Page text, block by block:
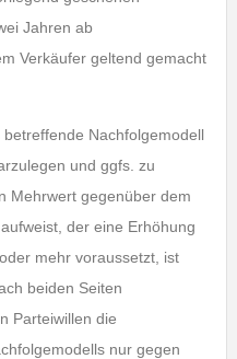
Jahren ab
Verkäufer geltend gemacht
Nachfolgemodell
und ggfs. zu
Mehrwert gegenüber dem
der eine Erhöhung
mehr voraussetzt, ist
beiden Seiten
Parteiwillen die
nur gegen